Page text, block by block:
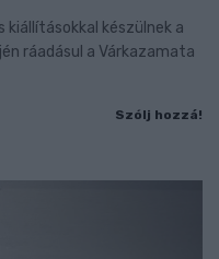
kiállításokkal készülnek a
ráadásul a Várkazamata
Szólj hozzá!